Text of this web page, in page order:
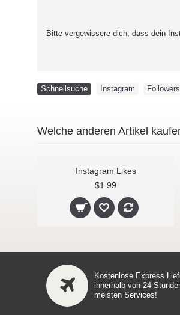
Bitte vergewissere dich, dass dein
Schnellsuche Instagram Followers
Welche anderen Artikel
Instagram
Kostenlose Express
innerhalb von 24
meisten Services!